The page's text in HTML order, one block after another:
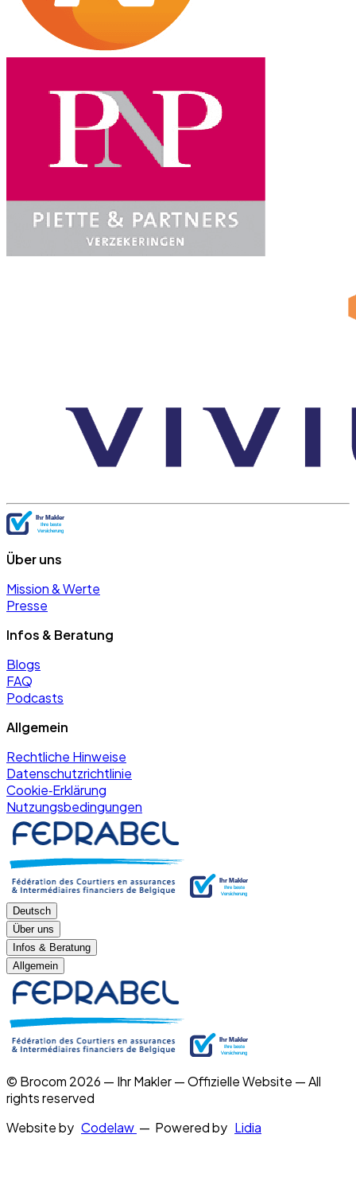
Über uns
Mission & Werte
Presse
Infos & Beratung
Blogs
FAQ
Podcasts
Allgemein
Rechtliche Hinweise
Datenschutzrichtlinie
Cookie‑Erklärung
Nutzungsbedingungen
Deutsch
Über uns
Infos & Beratung
Allgemein
© Brocom 2026 — Ihr Makler — Offizielle Website — All
rights reserved
Website by Codelaw — Powered by Lidia